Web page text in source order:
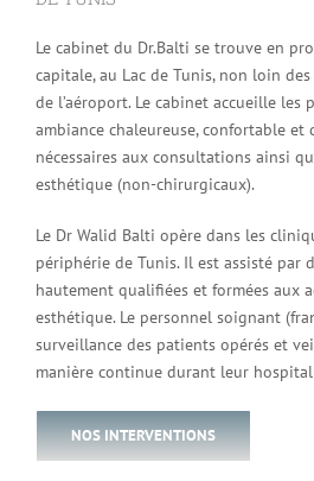
Le cabinet du Dr.Balti se trouve en
capitale, au Lac de Tunis, non loin
de l’aéroport. Le cabinet accueille les
ambiance chaleureuse, confortable et
nécessaires aux consultations ainsi
esthétique (non-chirurgicaux).
Le Dr Walid Balti opère dans les
périphérie de Tunis. Il est assisté par
hautement qualifiées et formées aux
esthétique. Le personnel soignant
surveillance des patients opérés et
manière continue durant leur
NOS INTERVENTIONS